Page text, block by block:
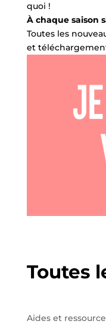
quoi !
À chaque saison
Toutes les
et
Toutes
Aides et